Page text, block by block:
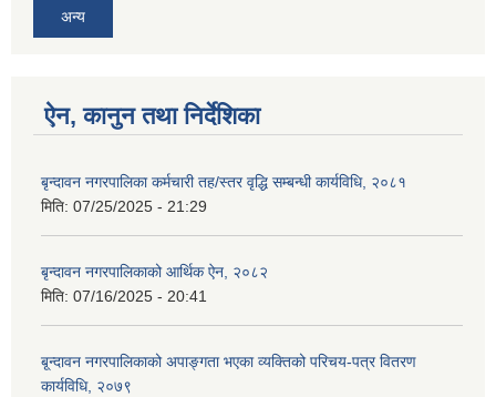
अन्य
ऐन, कानुन तथा निर्देशिका
बृन्दावन नगरपालिका कर्मचारी तह/स्तर वृद्धि सम्बन्धी कार्यविधि, २०८१
मिति: 07/25/2025 - 21:29
बृन्दावन नगरपालिकाको आर्थिक ऐन, २०८२
मिति: 07/16/2025 - 20:41
बृ्न्दावन नगरपालिकाको अपाङ्गता भएका व्यक्तिको परिचय-पत्र वितरण
कार्यविधि, २०७९